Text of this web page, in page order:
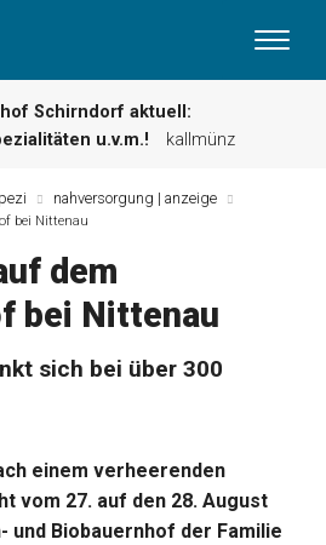
Schirndorf aktuell:
u.v.m.!
kallmünz
…
burglengenfeld
Michel“ muss nun
Fischladen: Unser aktuelles
Sie aktuelle Angebote Ihrer
nahversorgung | anzeige
bei Nittenau
dem
bei Nittenau
sich bei über 300
einem verheerenden
vom 27. auf den 28. August
und Biobauernhof der Familie